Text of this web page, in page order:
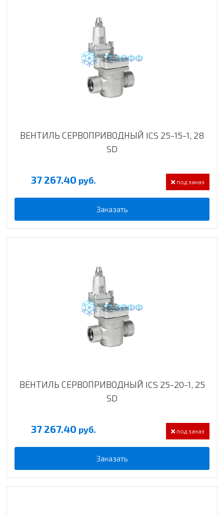
ВЕНТИЛЬ СЕРВОПРИВОДНЫЙ ICS 25-15-1, 28
SD
37 267.40 руб. под заказ
Заказать
ВЕНТИЛЬ СЕРВОПРИВОДНЫЙ ICS 25-20-1, 25
SD
37 267.40 руб. под заказ
Заказать